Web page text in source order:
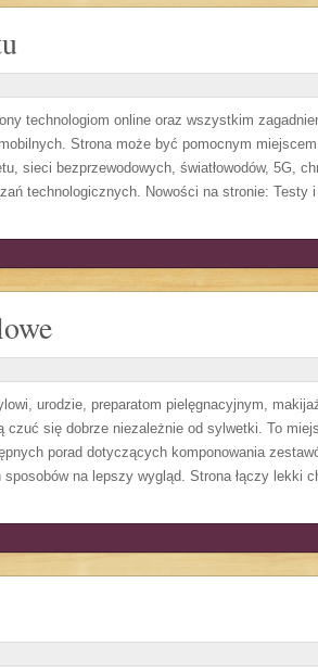
technologiom online oraz wszystkim
Strona może być pomocnym
sieci bezprzewodowych, światłowodów, 5G,
technologicznych. Nowości na stronie: Testy
urodzie, preparatom pielęgnacyjnym,
się dobrze niezależnie od sylwetki. To
porad dotyczących komponowania
na lepszy wygląd. Strona łączy lekki